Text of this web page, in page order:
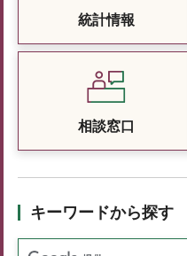
統計情報
相談窓口
キーワードから探す